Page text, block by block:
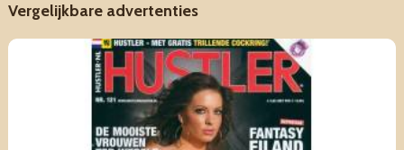
Vergelijkbare advertenties